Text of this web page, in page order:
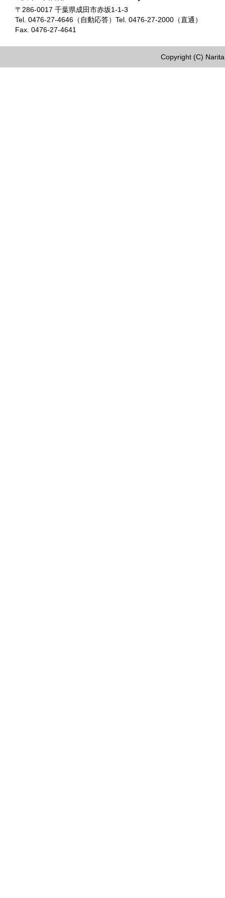
〒286-0017 千葉県成田市赤坂1-1-3
Tel. 0476-27-4646（自動応答）Tel. 0476-27-2000（直通）
Fax. 0476-27-4641
Copyright (C)